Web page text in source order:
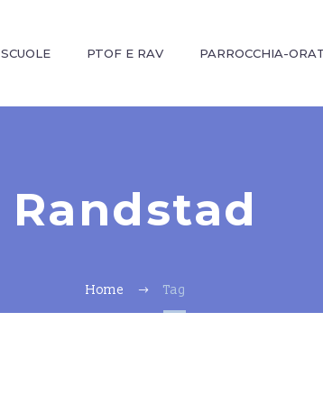
SCUOLE PTOF E RAV PARROCCHIA-
Randstad
Home Tag